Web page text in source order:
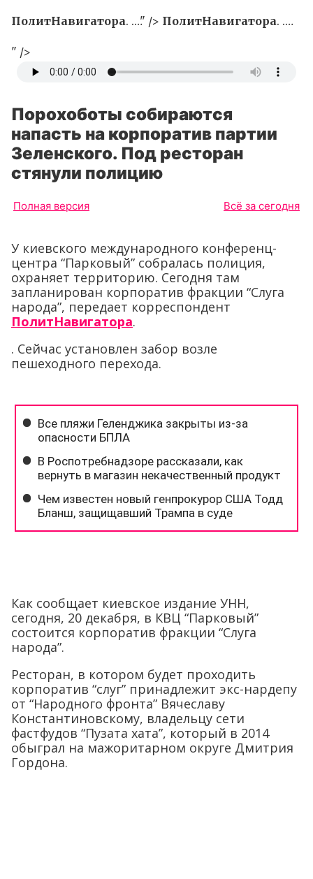
ПолитНавигатора. .…" /> ПолитНавигатора. .…
" />
Порохоботы собираются
напасть на корпоратив партии
Зеленского. Под ресторан
стянули полицию
Полная версия Всё за сегодня
У киевского международного конференц-
центра “Парковый” собралась полиция,
охраняет территорию. Сегодня там
запланирован корпоратив фракции “Слуга
народа”, передает корреспондент
ПолитНавигатора.
. Сейчас установлен забор возле
пешеходного перехода.
Как сообщает киевское издание УНН,
сегодня, 20 декабря, в КВЦ “Парковый”
состоится корпоратив фракции “Слуга
народа”.
Ресторан, в котором будет проходить
корпоратив “слуг” принадлежит экс-нардепу
от “Народного фронта” Вячеславу
Константиновскому, владельцу сети
фастфудов “Пузата хата”, который в 2014
обыграл на мажоритарном округе Дмитрия
Гордона.